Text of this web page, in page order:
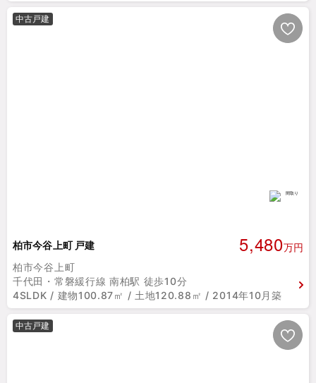
中古戸建
柏市今谷上町 戸建 5,480万円
柏市今谷上町
千代田・常磐緩行線 南柏駅 徒歩10分
4SLDK / 建物100.87㎡ / 土地120.88㎡ / 2014年10月築
中古戸建